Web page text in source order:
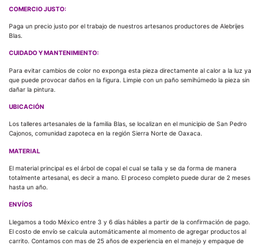
COMERCIO JUSTO:
Paga un precio justo por el trabajo de nuestros artesanos productores de Alebrijes
Blas.
CUIDADO Y MANTENIMIENTO:
Para evitar cambios de color no exponga esta pieza directamente al calor a la luz ya
que puede provocar daños en la figura. Limpie con un paño semihúmedo la pieza sin
dañar la pintura.
UBICACIÓN
Los talleres artesanales de la familia Blas, se localizan en el municipio de San Pedro
Cajonos, comunidad zapoteca en la región Sierra Norte de Oaxaca.
MATERIAL
El material principal es el árbol de copal el cual se talla y se da forma de manera
totalmente artesanal, es decir a mano. El proceso completo puede durar de 2 meses
hasta un año.
ENVÍOS
Llegamos a todo México entre 3 y 6 días hábiles a partir de la confirmación de pago.
El costo de envío se calcula automáticamente al momento de agregar productos al
carrito. Contamos con mas de 25 años de experiencia en el manejo y empaque de